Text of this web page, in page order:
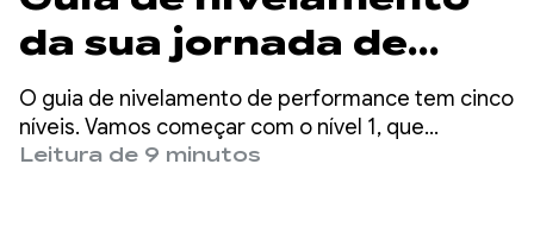
da sua jornada de
performance
O guia de nivelamento de performance tem cinco
níveis. Vamos começar com o nível 1, que
apresenta ferramentas de desempenho com
Leitura de 9 minutos